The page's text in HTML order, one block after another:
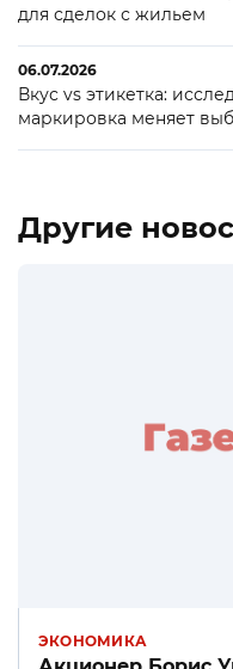
для сделок с жильем
06.07.2026
Вкус vs этикетка:
маркировка меняет
Другие
ЭКОНОМИКА